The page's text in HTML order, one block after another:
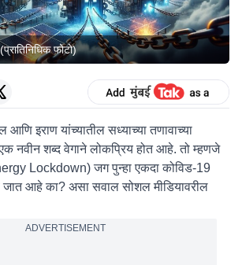
फोटो)
आणि इराण यांच्यातील सध्याच्या तणावाच्या
एक नवीन शब्द वेगाने लोकप्रिय होत आहे. तो म्हणजे
Lockdown) जग पुन्हा एकदा कोविड-19
जात आहे का? असा सवाल सोशल मीडियावरील
ADVERTISEMENT